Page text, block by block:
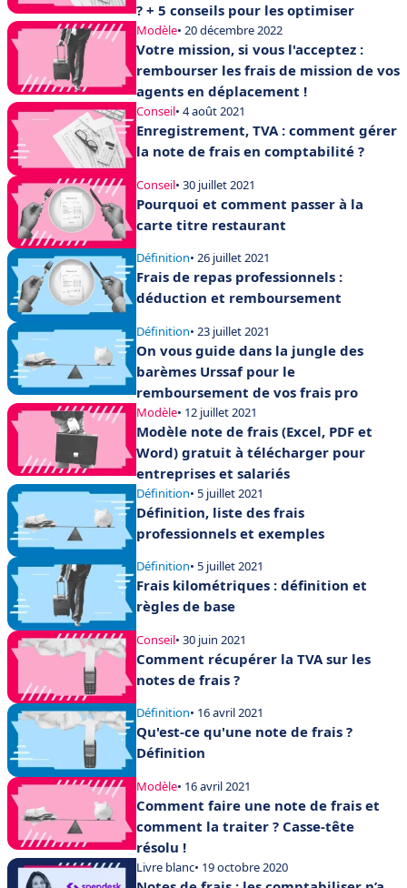
? + 5 conseils pour les optimiser
Modèle• 20 décembre 2022
Votre mission, si vous l'acceptez :
rembourser les frais de mission de vos
agents en déplacement !
Conseil• 4 août 2021
Enregistrement, TVA : comment gérer
la note de frais en comptabilité ?
Conseil• 30 juillet 2021
Pourquoi et comment passer à la
carte titre restaurant
Définition• 26 juillet 2021
Frais de repas professionnels :
déduction et remboursement
Définition• 23 juillet 2021
On vous guide dans la jungle des
barèmes Urssaf pour le
remboursement de vos frais pro
Modèle• 12 juillet 2021
Modèle note de frais (Excel, PDF et
Word) gratuit à télécharger pour
entreprises et salariés
Définition• 5 juillet 2021
Définition, liste des frais
professionnels et exemples
Définition• 5 juillet 2021
Frais kilométriques : définition et
règles de base
Conseil• 30 juin 2021
Comment récupérer la TVA sur les
notes de frais ?
Définition• 16 avril 2021
Qu'est-ce qu'une note de frais ?
Définition
Modèle• 16 avril 2021
Comment faire une note de frais et
comment la traiter ? Casse-tête
résolu !
Livre blanc• 19 octobre 2020